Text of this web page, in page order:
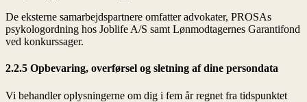
De eksterne samarbejdspartnere omfatter advokater, PROSAs
psykologordning hos Joblife A/S samt Lønmodtagernes Garantifond
ved konkurssager.
2.2.5 Opbevaring, overførsel og sletning af dine persondata
Vi behandler oplysningerne om dig i fem år regnet fra tidspunktet